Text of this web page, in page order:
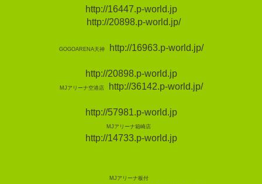
http://16447.p-world.jp
http://20898.p-world.jp/
GOGOARENA天神 http://16963.p-world.jp/
http://20898.p-world.jp
MJアリーナ空港店 http://36142.p-world.jp/
http://57981.p-world.jp
MJアリーナ箱崎店
http://14733.p-world.jp
MJアリーナ板付